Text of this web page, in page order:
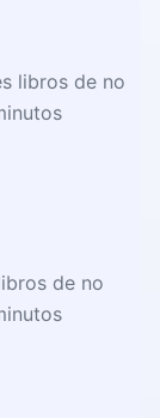
libros de no
de no